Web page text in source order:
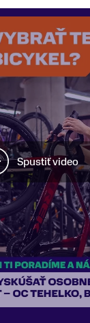
Spustiť video